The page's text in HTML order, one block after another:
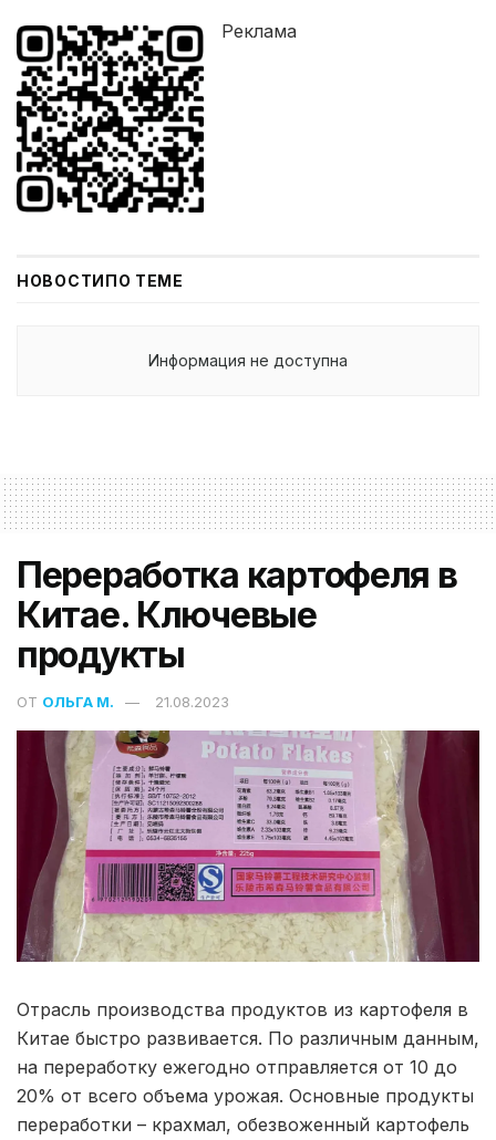
Реклама
НОВОСТИПО ТЕМЕ
Информация не доступна
Переработка картофеля в
Китае. Ключевые
продукты
ОТ ОЛЬГА М. 21.08.2023
Отрасль производства продуктов из картофеля в
Китае быстро развивается. По различным данным,
на переработку ежегодно отправляется от 10 до
20% от всего объема урожая. Основные продукты
переработки – крахмал, обезвоженный картофель